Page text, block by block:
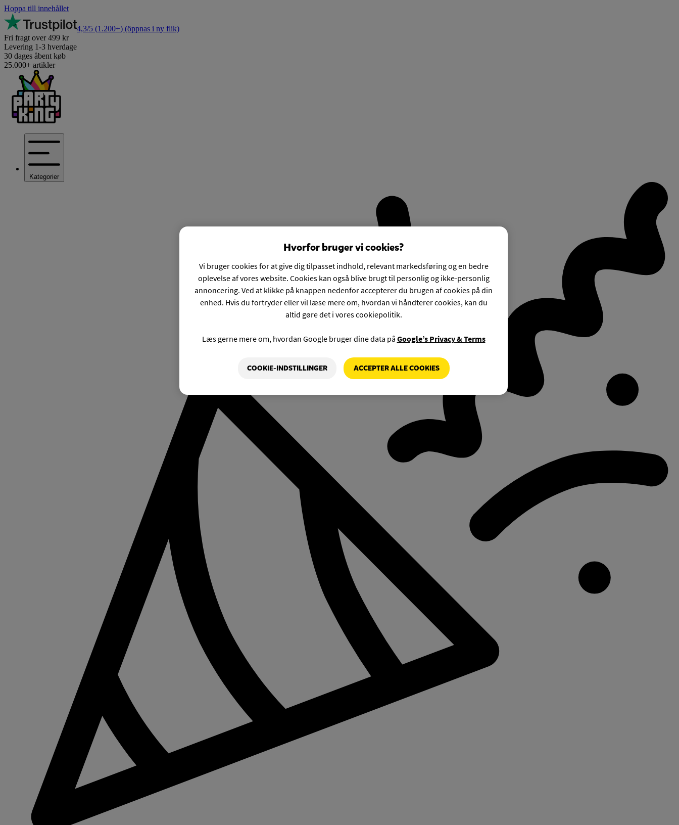
Hoppa till innehållet
4,3/5 (1.200+) (öppnas i ny flik)
Fri fragt over 499 kr
Levering 1-3 hverdage
30 dages åbent køb
25.000+ artikler
Kategorier
Hvorfor bruger vi cookies?
Vi bruger cookies for at give dig tilpasset indhold, relevant markedsføring og en bedre
oplevelse af vores website. Cookies kan også blive brugt til personlig og ikke-personlig
annoncering. Ved at klikke på knappen nedenfor accepterer du brugen af cookies på din
enhed. Hvis du fortryder eller vil læse mere om, hvordan vi håndterer cookies, kan du
altid gøre det i vores cookiepolitik.
Læs gerne mere om, hvordan Google bruger dine data på Google’s Privacy & Terms
COOKIE-INDSTILLINGER ACCEPTER ALLE COOKIES